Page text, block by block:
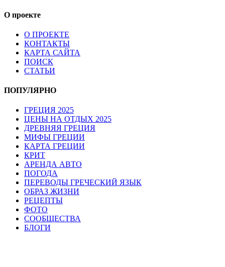
О проекте
О ПРОЕКТЕ
КОНТАКТЫ
КАРТА САЙТА
ПОИСК
СТАТЬИ
ПОПУЛЯРНО
ГРЕЦИЯ 2025
ЦЕНЫ НА ОТДЫХ 2025
ДРЕВНЯЯ ГРЕЦИЯ
МИФЫ ГРЕЦИИ
КАРТА ГРЕЦИИ
КРИТ
АРЕНДА АВТО
ПОГОДА
ПЕРЕВОДЫ ГРЕЧЕСКИЙ ЯЗЫК
ОБРАЗ ЖИЗНИ
РЕЦЕПТЫ
ФОТО
СООБЩЕСТВА
БЛОГИ